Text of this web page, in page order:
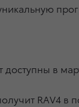
доступны в